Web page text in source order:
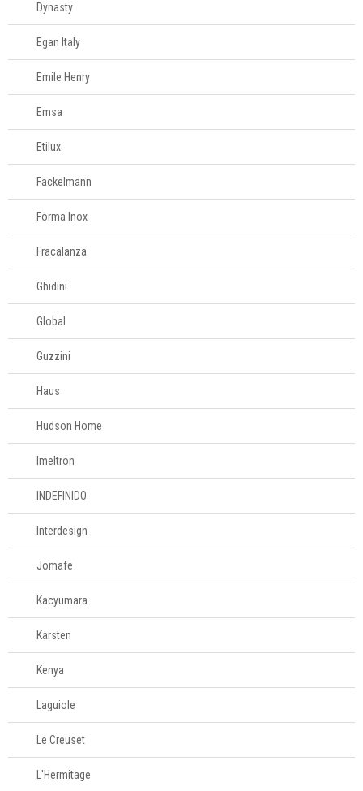
Dynasty
Egan Italy
Emile Henry
Emsa
Etilux
Fackelmann
Forma Inox
Fracalanza
Ghidini
Global
Guzzini
Haus
Hudson Home
Imeltron
INDEFINIDO
Interdesign
Jomafe
Kacyumara
Karsten
Kenya
Laguiole
Le Creuset
L'Hermitage